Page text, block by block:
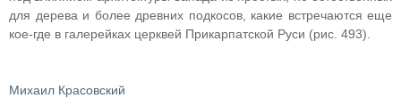
для дерева и более древних подкосов, какие встречаются еще
кое-где в галерейках церквей Прикарпатской Руси (рис. 493).
Михаил Красовский